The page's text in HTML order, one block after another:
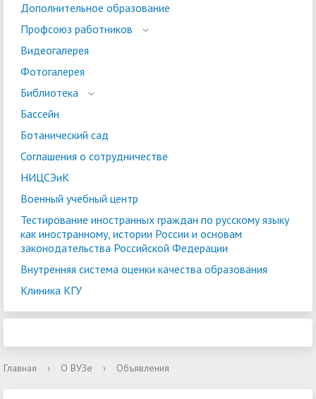
Дополнительное образование
Профсоюз работников
Видеогалерея
Фотогалерея
Библиотека
Бассейн
Ботанический сад
Соглашения о сотрудничестве
НИЦСЭиК
Военный учебный центр
Тестирование иностранных граждан по русскому языку
как иностранному, истории России и основам
законодательства Российской Федерации
Внутренняя система оценки качества образования
Клиника КГУ
Главная › О ВУЗе › Объявления